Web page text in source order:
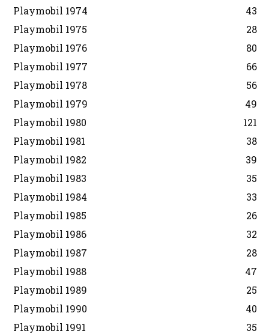
Playmobil 1974
43
Playmobil 1975
28
Playmobil 1976
80
Playmobil 1977
66
Playmobil 1978
56
Playmobil 1979
49
Playmobil 1980
121
Playmobil 1981
38
Playmobil 1982
39
Playmobil 1983
35
Playmobil 1984
33
Playmobil 1985
26
Playmobil 1986
32
Playmobil 1987
28
Playmobil 1988
47
Playmobil 1989
25
Playmobil 1990
40
Playmobil 1991
35